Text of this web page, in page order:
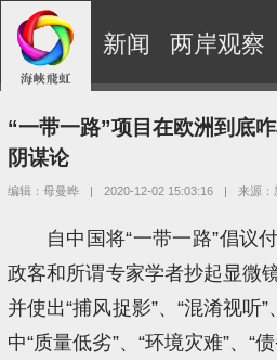
新闻 两岸观察
“一带一路”项目在欧洲到底
阴谋论
编辑：母曼晔 | 2020-12-02 15:03:16 | 来源：
自中国将“一带一路”倡议
政客和所谓专家学者抄起显微
并使出“捕风捉影”、“混淆视听
中“质量低劣”、“环境灾难”、“